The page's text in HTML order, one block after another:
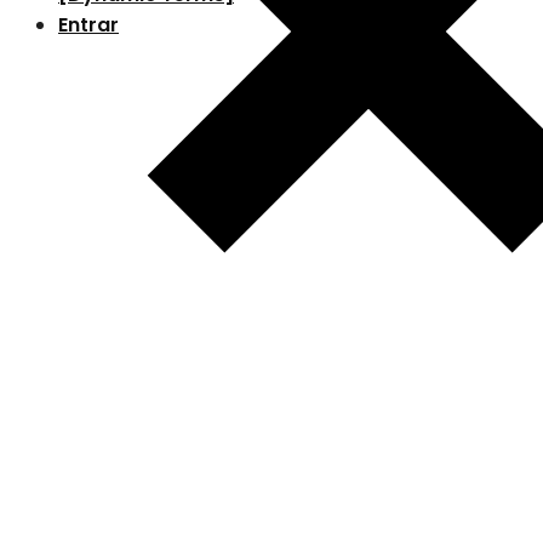
Entrar